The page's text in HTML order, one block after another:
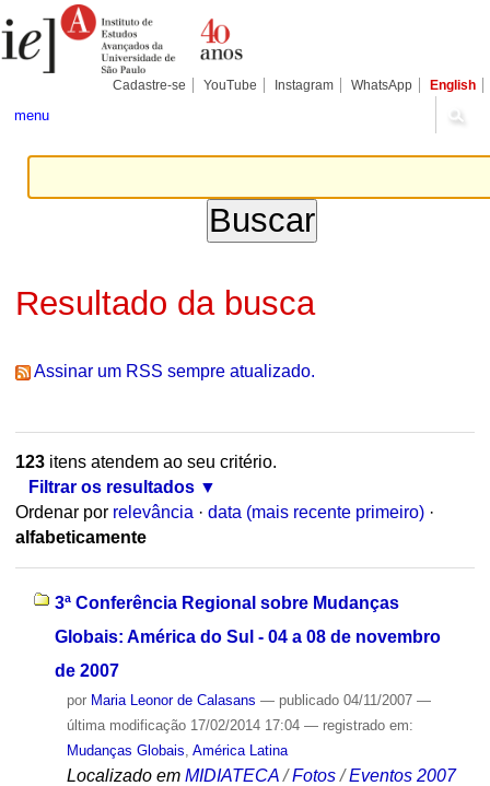
para
conteúdo.
Pessoais
Cadastre-se YouTube Instagram WhatsApp English
menu
Resultado da busca
Assinar um RSS sempre atualizado.
123itens atendem ao seu critério.
Filtrar os resultados
Ordenar por relevância · data (mais recente primeiro) ·
alfabeticamente
3ª Conferência Regional sobre Mudanças
Globais: América do Sul - 04 a 08 de novembro
de 2007
por Maria Leonor de Calasans — publicado04/11/2007 —
última modificação17/02/2014 17:04 — registrado em:
Mudanças Globais América Latina
Localizado em MIDIATECA /Fotos /Eventos 2007